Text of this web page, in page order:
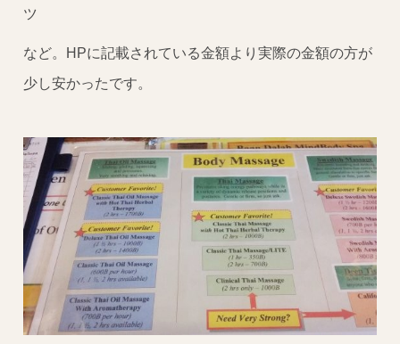
ツ
など。HPに記載されている金額より実際の金額の方が
少し安かったです。